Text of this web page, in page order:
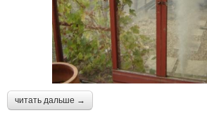
читать дальше →